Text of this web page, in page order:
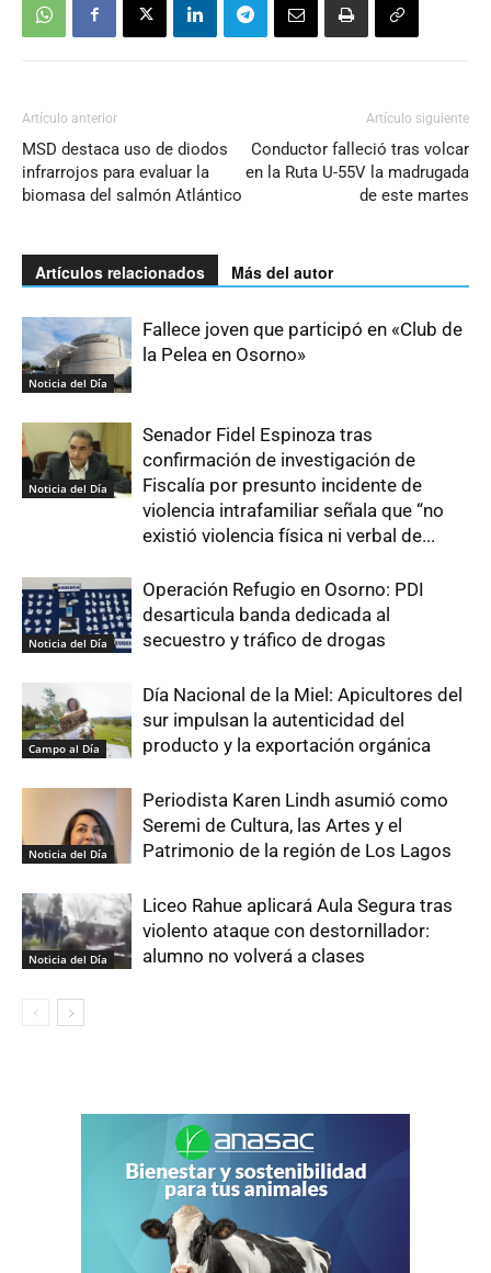
Artículo anterior
MSD destaca uso de diodos
infrarrojos para evaluar la
biomasa del salmón Atlántico
Artículo siguiente
Conductor falleció tras volcar
en la Ruta U-55V la madrugada
de este martes
Artículos relacionados Más del autor
Noticia del Día
Fallece joven que participó en «Club de
la Pelea en Osorno»
Noticia del Día
Senador Fidel Espinoza tras
confirmación de investigación de
Fiscalía por presunto incidente de
violencia intrafamiliar señala que “no
existió violencia física ni verbal de...
Noticia del Día
Operación Refugio en Osorno: PDI
desarticula banda dedicada al
secuestro y tráfico de drogas
Campo al Día
Día Nacional de la Miel: Apicultores del
sur impulsan la autenticidad del
producto y la exportación orgánica
Noticia del Día
Periodista Karen Lindh asumió como
Seremi de Cultura, las Artes y el
Patrimonio de la región de Los Lagos
Noticia del Día
Liceo Rahue aplicará Aula Segura tras
violento ataque con destornillador:
alumno no volverá a clases